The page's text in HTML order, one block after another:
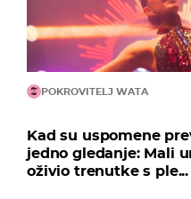
POKROVITELJ WATA
Kad su uspomene
jedno gledanje: Mali
oživio trenutke s ple...